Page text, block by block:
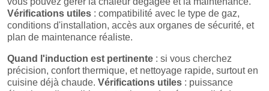
Vérifications utiles : compatibilité avec le type de gaz,
conditions d'installation, accès aux organes de sécurité, et
plan de maintenance réaliste.
Quand l'induction est pertinente : si vous cherchez
précision, confort thermique, et nettoyage rapide, surtout en
cuisine déjà chaude. Vérifications utiles : puissance